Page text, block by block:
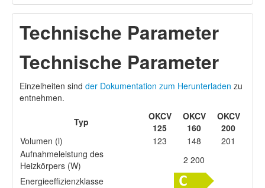
Technische Parameter
Technische Parameter
Einzelheiten sind der Dokumentation zum Herunterladen zu
entnehmen.
Typ
OKCV
125
OKCV
160
OKCV
200
Volumen (l)
123 148
201
Aufnahmeleistung des
Heizkörpers (W)
2 200
Energieeffizienzklasse